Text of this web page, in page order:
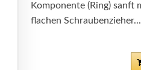
Komponente (Ring) sanft
flachen Schraubenzieher...